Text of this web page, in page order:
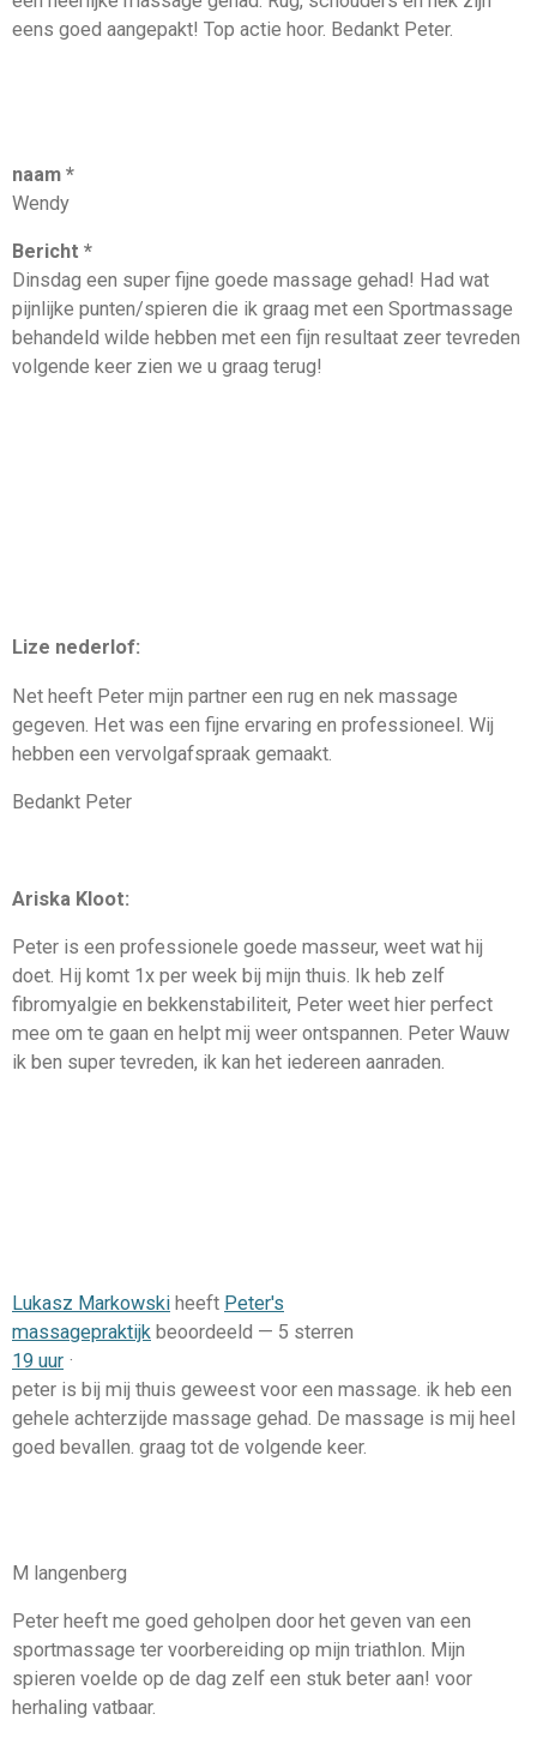
eens goed aangepakt! Top actie hoor. Bedankt Peter.
naam *
Wendy
Bericht *
Dinsdag een super fijne goede massage gehad! Had wat
pijnlijke punten/spieren die ik graag met een Sportmassage
behandeld wilde hebben met een fijn resultaat zeer tevreden
volgende keer zien we u graag terug!
Lize nederlof:
Net heeft Peter mijn partner een rug en nek massage
gegeven. Het was een fijne ervaring en professioneel. Wij
hebben een vervolgafspraak gemaakt.
Bedankt Peter
Ariska Kloot:
Peter is een professionele goede masseur, weet wat hij
doet. Hij komt 1x per week bij mijn thuis. Ik heb zelf
fibromyalgie en bekkenstabiliteit, Peter weet hier perfect
mee om te gaan en helpt mij weer ontspannen. Peter Wauw
ik ben super tevreden, ik kan het iedereen aanraden.
Lukasz Markowski heeft Peter's
massagepraktijk beoordeeld — 5 sterren
19 uur ·
peter is bij mij thuis geweest voor een massage. ik heb een
gehele achterzijde massage gehad. De massage is mij heel
goed bevallen. graag tot de volgende keer.
M langenberg
Peter heeft me goed geholpen door het geven van een
sportmassage ter voorbereiding op mijn triathlon. Mijn
spieren voelde op de dag zelf een stuk beter aan! voor
herhaling vatbaar.